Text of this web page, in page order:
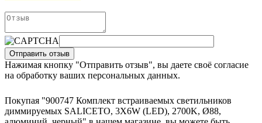
Отправить отзыв
Нажимая кнопку "Отправить отзыв", вы даете своё согласие
на обработку ваших персональных данных.
Покупая "900747 Комплект встраиваемых светильников
диммируемых SALICETO, 3X6W (LED), 2700K, Ø88,